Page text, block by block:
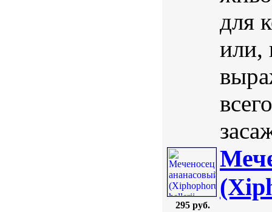
для
или,
295 руб.